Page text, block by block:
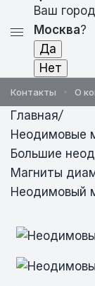
Ваш город
Москва?
Контакты О
Главная/
Неодимовые
Большие
Магниты
Неодимовый